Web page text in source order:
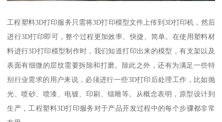
工程塑料3D打印服务只需将3D打印模型文件上传到3D打印机，然后
进行3D打印即可，整个过程更加效率、快捷、简单。在使用塑料材
料进行3D打印模型制作时，我们知道打印出来的模型，有支架以及
表面有细微的层纹需要拆除和打磨。除此之外，还有为满足一些特
别行业需求的用户来说，必须进行一些3D打印后处理工作，比如抛
光、喷砂、喷漆、电镀、印刷、镭雕等。从概念表明，原型设计到
生产，工程塑料3D打印服务对于产品开发过程中的每个步骤都非常